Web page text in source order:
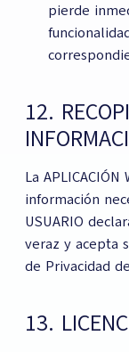
pierde
12.
La
información
USUARIO
veraz y acepta
de Privacidad
13.